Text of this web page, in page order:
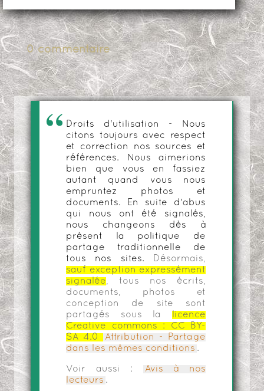
0 commentaire
Droits d'utilisation - Nous
citons toujours avec respect
et correction nos sources et
références. Nous aimerions
bien que vous en fassiez
autant quand vous nous
empruntez photos et
documents. En suite d'abus
qui nous ont été signalés,
nous changeons dès à
présent la politique de
partage traditionnelle de
tous nos sites.
Désormais,
sauf exception expressément
signalée , tous nos écrits,
documents, photos et
conception de site sont
partagés sous la
licence
Creative commons :
CC BY-
SA 4.0
Attribution - Partage
dans les mêmes conditions .
Voir aussi :
Avis à nos
lecteurs .